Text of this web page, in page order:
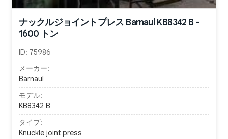
ナックルジョイントプレス Barnaul KB8342 B -
1600 トン
ID: 75986
メーカー:
Barnaul
モデル:
KB8342 B
タイプ:
Knuckle joint press